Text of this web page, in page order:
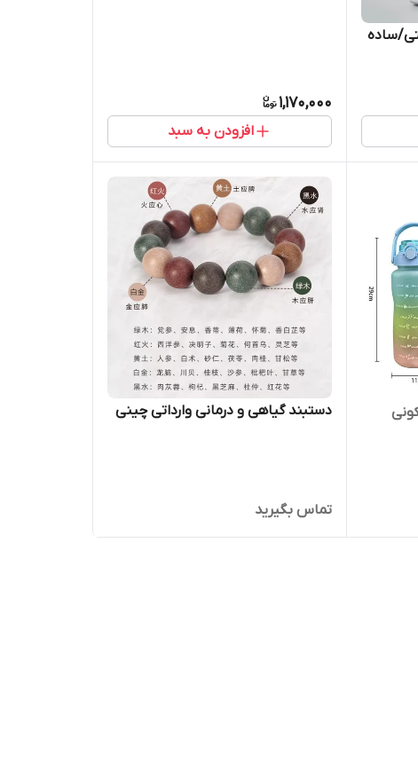
ساده
1,170,000
افزودن به سبد
دستبند گیاهی و درمانی وارداتی چینی
تماس بگیرید